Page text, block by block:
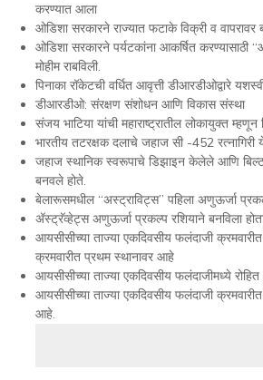
करण्यात आला
ओडिशा सरकारने राज्यात फटाके विक्री व वापरावर
ओडिशा सरकारने पर्यटकांना आकर्षित करण्यासाठी
मोहीम राबविली.
पिनाका रॉकेटची वर्धित आवृत्ती डीआरडीओद्वारे
डीआरडीओ: संरक्षण संशोधन आणि विकास संस्था
संजय भाटिया यांची महाराष्ट्रातील लोकायुक्त म्हणून
भारतीय तटरक्षक दलाचे जहाज सी -452
जहाज स्थानिक स्वरूपाचे डिझाइन केलेले आणि
बनवले होते.
बेलारूसमधील “अस्ट्राविट्स” पहिला अणुऊर्जा
अ‍ॅस्ट्रॅव्हेट्स अणुऊर्जा प्रकल्प रशियाने बनविला
आयसीसीच्या ताज्या एकदिवसीय फलंदाजी क्रमवारीत
क्रमवारीत प्रथम स्थानावर आहे
आयसीसीच्या ताज्या एकदिवसीय फलंदाजीमध्ये
आयसीसीच्या ताज्या एकदिवसीय फलंदाजी
आहे.